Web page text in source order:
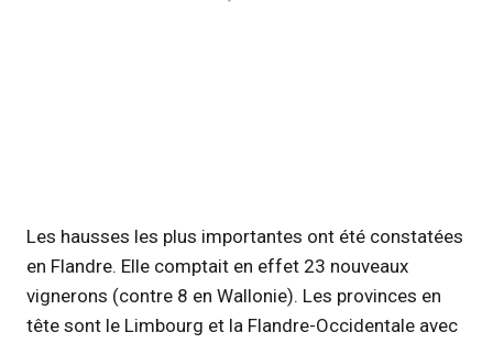
Les hausses les plus importantes ont été constatées
en Flandre. Elle comptait en effet 23 nouveaux
vignerons (contre 8 en Wallonie). Les provinces en
tête sont le Limbourg et la Flandre-Occidentale avec